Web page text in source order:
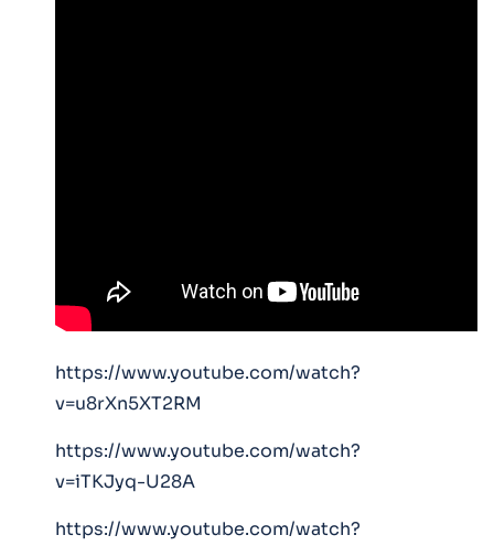
https://www.youtube.com/watch?
v=u8rXn5XT2RM
https://www.youtube.com/watch?
v=iTKJyq-U28A
https://www.youtube.com/watch?